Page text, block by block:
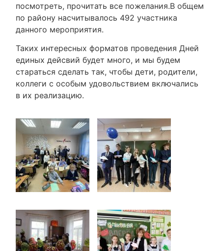
посмотреть, прочитать все пожелания.В общем
по району насчитывалось 492 участника
данного мероприятия.
Таких интересных форматов проведения Дней
единых дейсвий будет много, и мы будем
стараться сделать так, чтобы дети, родители,
коллеги с особым удовольствием включались
в их реализацию.